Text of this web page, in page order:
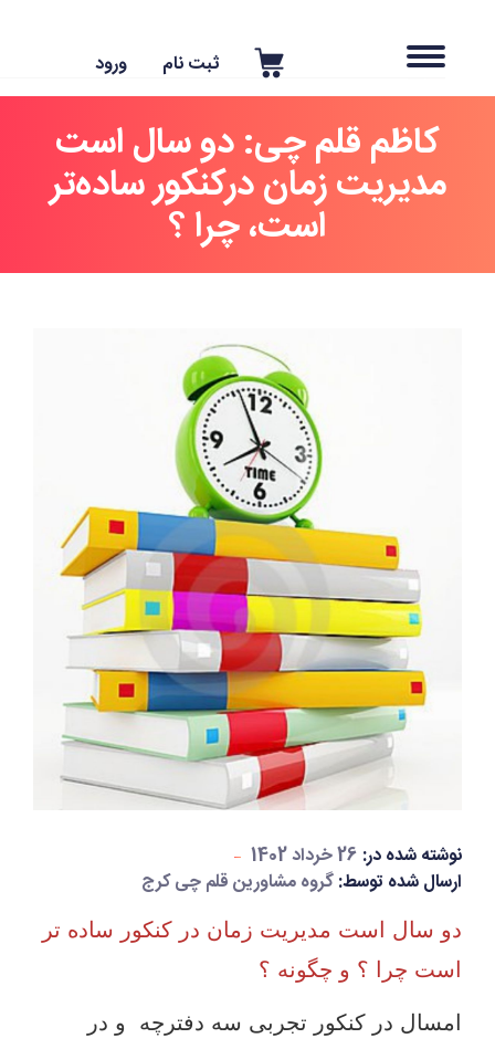
ثبت نام
کاظم قلم چی: دو سال است
مدیریت زمان درکنکور ساده‌تر
است، چرا ؟
نوشته شده در:26 خرداد 1402
ارسال شده توسط:گروه مشاورین قلم چی کرج
دو سال است مدیریت زمان در کنکور ساده تر
است چرا ؟ و چگونه ؟
امسال در کنکور تجربی سه دفترچه و در